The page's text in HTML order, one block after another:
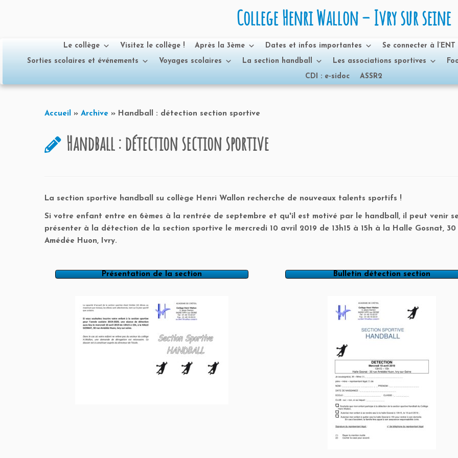
College Henri Wallon – Ivry sur seine
Le collège Visitez le collège ! Après la 3ème Dates et infos importantes Se connecter à l’ENT
Sorties scolaires et événements
Voyages scolaires La section handball Les associations sportives
CDI : e-sidoc
ASSR2
Accueil » Archive » Handball : détection section sportive
Handball : détection section sportive
La section sportive handball su collège Henri Wallon recherche de nouveaux talents sportifs !
Si votre enfant entre en 6èmes à la rentrée de septembre et qu'il est motivé par le handball, il peut venir se
présenter à la détection de la section sportive le mercredi 10 avril 2019 de 13h15 à 15h à la Halle Gosnat, 30
Amédée Huon, Ivry.
Présentation de la section Bulletin détection section